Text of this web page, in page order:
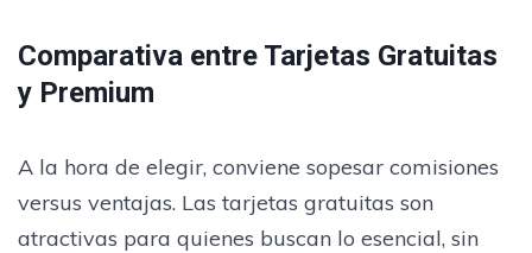
Comparativa entre Tarjetas Gratuitas
y Premium
A la hora de elegir, conviene sopesar comisiones
versus ventajas. Las tarjetas gratuitas son
atractivas para quienes buscan lo esencial, sin